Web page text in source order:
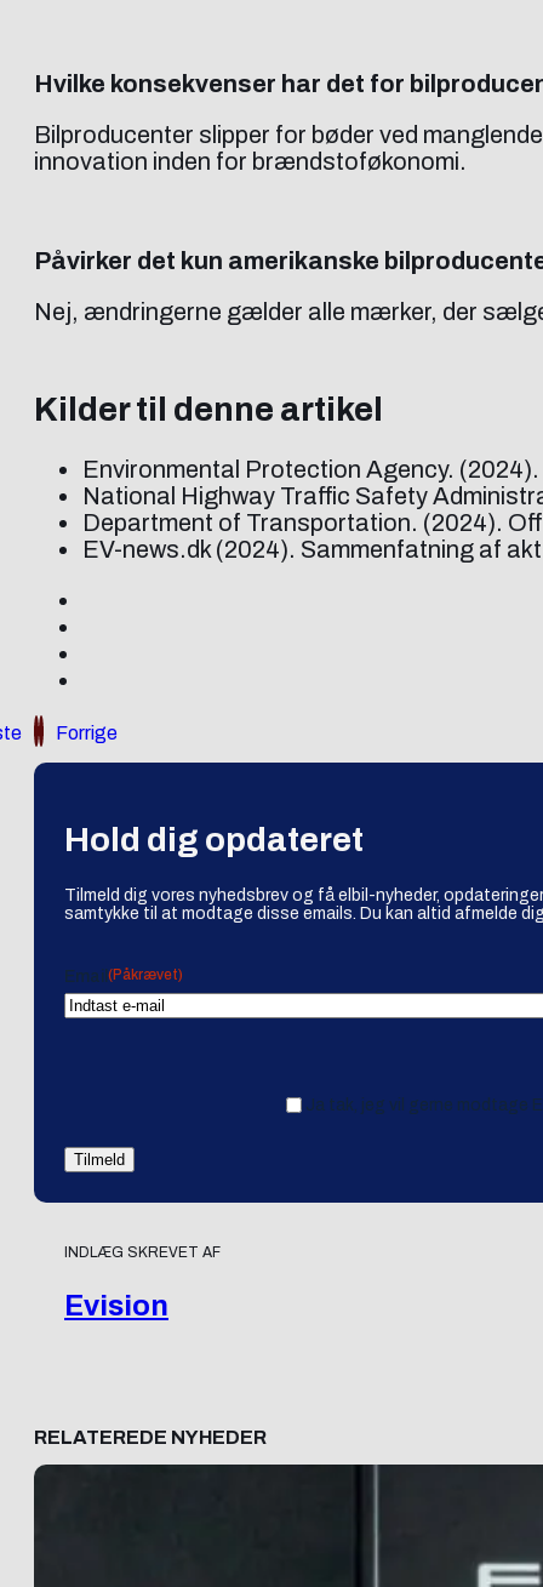
Hvilke konsekvenser har det for
Bilproducenter slipper for bøder ved
innovation inden for brændstoføkonomi.
Påvirker det kun amerikanske
Nej, ændringerne gælder alle mærker, der
Kilder til denne artikel
Environmental Protection Agency.
National Highway Traffic Safety
Department of Transportation. (2024).
EV-news.dk (2024). Sammenfatning af
Forrige
Hold dig opdateret
Tilmeld dig vores nyhedsbrev og få elbil-nyheder,
samtykke til at modtage disse emails. Du kan altid afmelde
Email (Påkrævet)
Ja tak, jeg vil gerne modtage
INDLÆG SKREVET AF
Evision
RELATEREDE NYHEDER